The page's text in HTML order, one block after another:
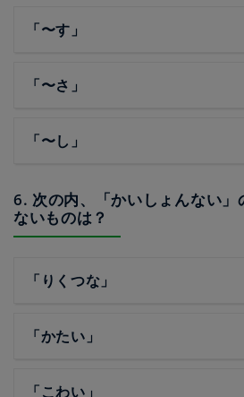
「〜す」
「〜さ」
「〜し」
6. 次の内、「かいしょんない」
ないものは？
「りくつな」
「かたい」
「こわい」